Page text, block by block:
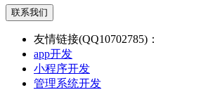
联系我们
友情链接(QQ10702785)：
app开发
小程序开发
管理系统开发